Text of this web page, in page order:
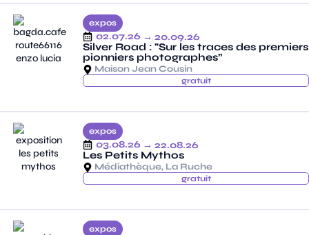
expos
02.07.26 → 20.09.26
Silver Road : "Sur les traces des premiers
pionniers photographes”
Maison Jean Cousin
gratuit
expos
03.08.26 → 22.08.26
Les Petits Mythos
Médiathèque, La Ruche
gratuit
expos